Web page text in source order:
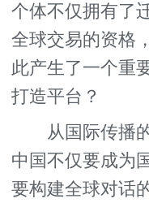
个体不仅拥有了
全球交易的资格
此产生了一个重
打造平台？
从国际传播的
中国不仅要成为
要构建全球对话